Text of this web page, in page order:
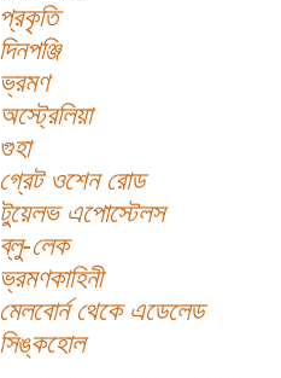
প্রকৃতি
দিনপঞ্জি
ভ্রমণ
অস্ট্রেলিয়া
গুহা
গ্রেট ওশেন রোড
টুয়েলভ এপোস্টেলস
ব্লু-লেক
ভ্রমণকাহিনী
মেলবোর্ন থেকে এডেলেড
সিঙ্কহোল